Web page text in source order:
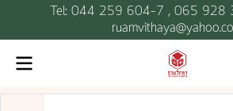
Tel: 044 259 604-7 , 065 928